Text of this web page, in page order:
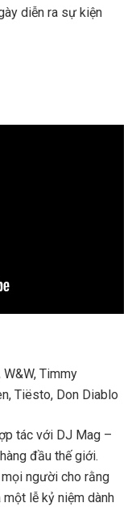
diễn ra sự kiện
Timmy
Tiësto, Don Diablo
tác với DJ Mag –
đầu thế giới.
người cho rằng
một lễ kỷ niệm dành